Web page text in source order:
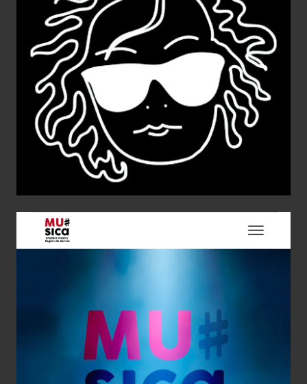
Web de Carmen Escudero
Diseño de Producto Diseño Gráfico Web
Web de los Premios de la Música de la
Región de Murcia
Diseño Gráfico
Identidad corporativa
Web